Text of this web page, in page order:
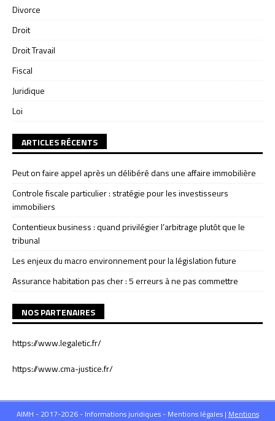
Divorce
Droit
Droit Travail
Fiscal
Juridique
Loi
ARTICLES RÉCENTS
Peut on faire appel après un délibéré dans une affaire immobilière
Controle fiscale particulier : stratégie pour les investisseurs
immobiliers
Contentieux business : quand privilégier l’arbitrage plutôt que le
tribunal
Les enjeux du macro environnement pour la législation future
Assurance habitation pas cher : 5 erreurs à ne pas commettre
NOS PARTENAIRES
https://www.legaletic.fr/
https://www.cma-justice.fr/
AIMH - 2017-2026 - Informations juridiques - Mentions légales | Mentions